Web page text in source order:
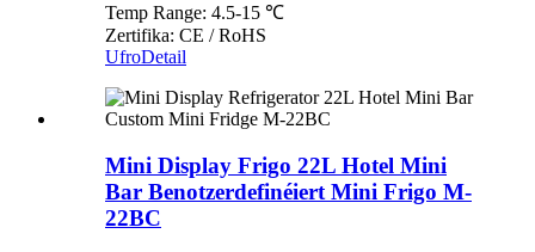
Temp Range: 4.5-15 ℃
Zertifika: CE / RoHS
UfroDetail
Mini Display Frigo 22L Hotel Mini
Bar Benotzerdefinéiert Mini Frigo M-
22BC